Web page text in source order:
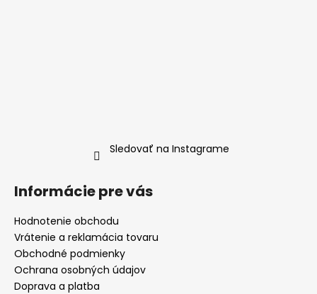
Sledovať na Instagrame
Informácie pre vás
Hodnotenie obchodu
Vrátenie a reklamácia tovaru
Obchodné podmienky
Ochrana osobných údajov
Doprava a platba